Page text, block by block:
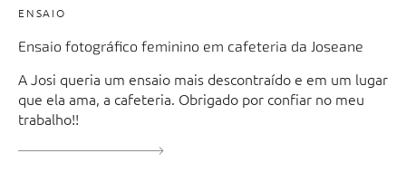
ENSAIO
Ensaio fotográfico feminino em cafeteria da Joseane
A Josi queria um ensaio mais descontraído e em um lugar
que ela ama, a cafeteria. Obrigado por confiar no meu
trabalho!!